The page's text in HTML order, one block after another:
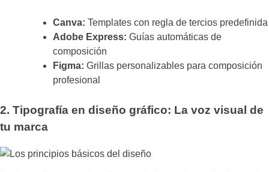
Canva: Templates con regla de tercios predefinida
Adobe Express: Guías automáticas de
composición
Figma: Grillas personalizables para composición
profesional
2. Tipografía en diseño gráfico: La voz visual de
tu marca